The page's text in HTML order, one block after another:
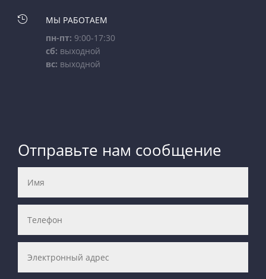

МЫ РАБОТАЕМ
пн-пт: 9:00-17:30
сб: выходной
вс: выходной
Отправьте нам сообщение